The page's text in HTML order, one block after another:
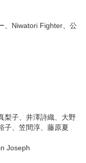
、Niwatori Fighter、公
梨子、 井澤詩織、 大野
子、 笠間淳、 藤原夏
Joseph